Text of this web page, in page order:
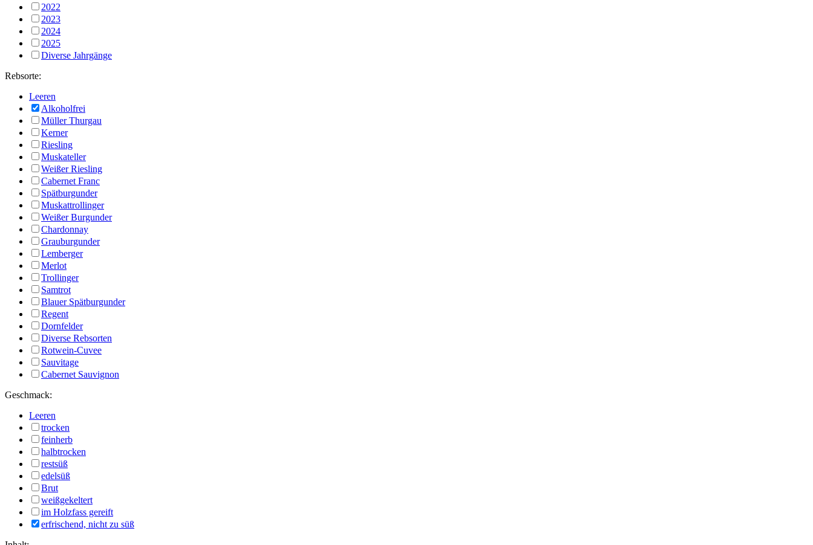
2022
2023
2024
2025
Diverse Jahrgänge
Rebsorte:
Leeren
Alkoholfrei
Müller Thurgau
Kerner
Riesling
Muskateller
Weißer Riesling
Cabernet Franc
Spätburgunder
Muskattrollinger
Weißer Burgunder
Chardonnay
Grauburgunder
Lemberger
Merlot
Trollinger
Samtrot
Blauer Spätburgunder
Regent
Dornfelder
Diverse Rebsorten
Rotwein-Cuvee
Sauvitage
Cabernet Sauvignon
Geschmack:
Leeren
trocken
feinherb
halbtrocken
restsüß
edelsüß
Brut
weißgekeltert
im Holzfass gereift
erfrischend, nicht zu süß